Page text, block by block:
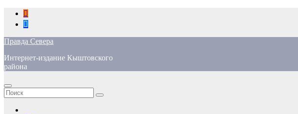
Перейти
содержимому
Правда Севера
Интернет-издание Кыштовского
района